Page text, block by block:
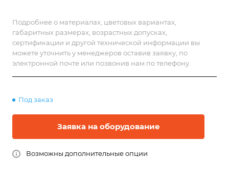
Подробнее о материалах, цветовых вариантах,
габаритных размерах, возрастных допусках,
сертификации и другой технической информации вы
можете уточнить у менеджеров оставив заявку, по
электронной почте или позвонив нам по телефону.
Под заказ
Заявка на оборудование
Возможны дополнительные опции